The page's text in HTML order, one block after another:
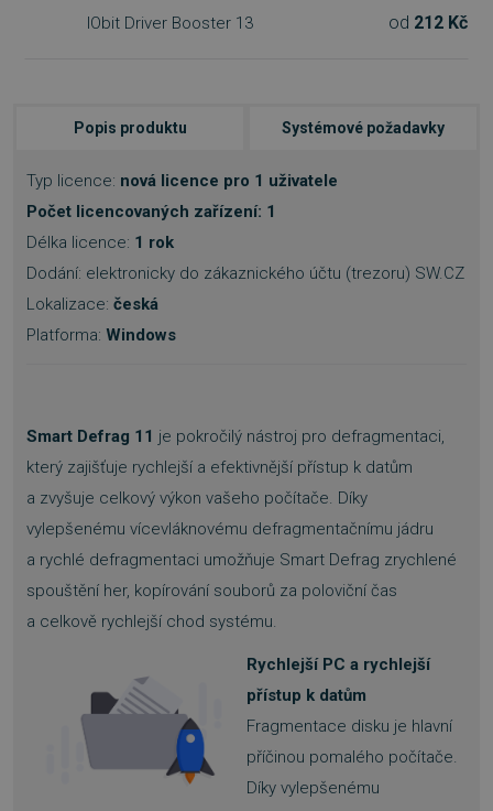
IObit Driver Booster 13 od 212 Kč
Popis produktu Systémové požadavky
Typ licence: nová licence pro 1 uživatele
Počet licencovaných zařízení: 1
Délka licence: 1 rok
Dodání: elektronicky do zákaznického účtu (trezoru) SW.CZ
Lokalizace: česká
Platforma: Windows
Smart Defrag 11 je pokročilý nástroj pro defragmentaci,
který zajišťuje rychlejší a efektivnější přístup k datům
a zvyšuje celkový výkon vašeho počítače. Díky
vylepšenému vícevláknovému defragmentačnímu jádru
a rychlé defragmentaci umožňuje Smart Defrag zrychlené
spouštění her, kopírování souborů za poloviční čas
a celkově rychlejší chod systému.
Rychlejší PC a rychlejší
přístup k datům
Fragmentace disku je hlavní
příčinou pomalého počítače.
Díky vylepšenému